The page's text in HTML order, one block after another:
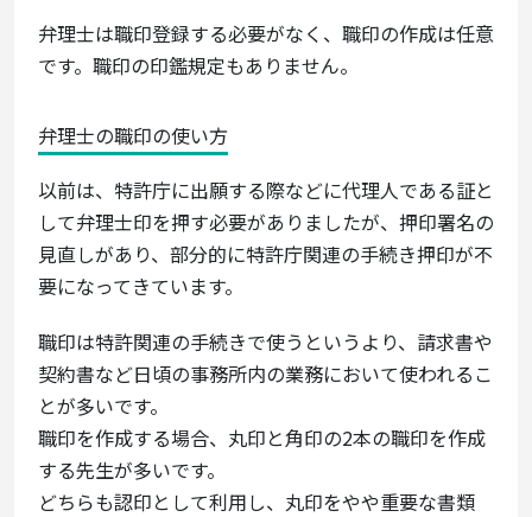
弁理士は職印登録する必要がなく、職印の作成は任意
です。職印の印鑑規定もありません。
弁理士の職印の使い方
以前は、特許庁に出願する際などに代理人である証と
して弁理士印を押す必要がありましたが、押印署名の
見直しがあり、部分的に特許庁関連の手続き押印が不
要になってきています。
職印は特許関連の手続きで使うというより、請求書や
契約書など日頃の事務所内の業務において使われるこ
とが多いです。
職印を作成する場合、丸印と角印の2本の職印を作成
する先生が多いです。
どちらも認印として利用し、丸印をやや重要な書類